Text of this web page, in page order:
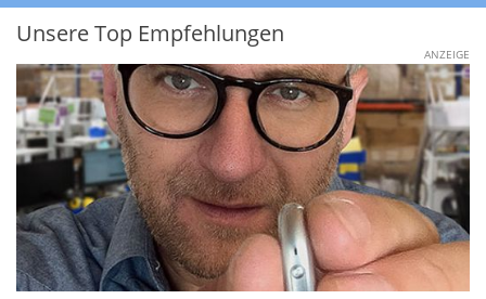
Unsere Top Empfehlungen
ANZEIGE